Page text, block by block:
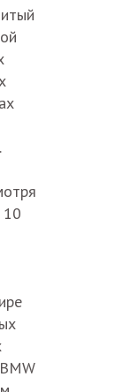
10